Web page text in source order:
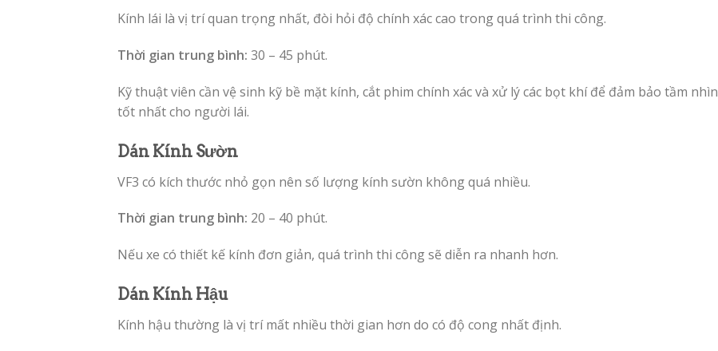
Kính lái là vị trí quan trọng nhất, đòi hỏi độ chính xác cao trong quá trình thi công.
Thời gian trung bình: 30 – 45 phút.
Kỹ thuật viên cần vệ sinh kỹ bề mặt kính, cắt phim chính xác và xử lý các bọt khí để đảm bảo tầm nhìn
tốt nhất cho người lái.
Dán Kính Sườn
VF3 có kích thước nhỏ gọn nên số lượng kính sườn không quá nhiều.
Thời gian trung bình: 20 – 40 phút.
Nếu xe có thiết kế kính đơn giản, quá trình thi công sẽ diễn ra nhanh hơn.
Dán Kính Hậu
Kính hậu thường là vị trí mất nhiều thời gian hơn do có độ cong nhất định.